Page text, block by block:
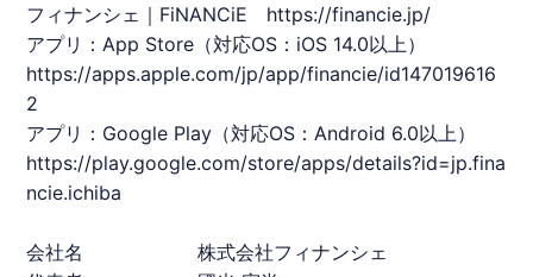
フィナンシェ｜FiNANCiE https://financie.jp/
アプリ：App Store（対応OS：iOS 14.0以上）
https://apps.apple.com/jp/app/financie/id147019616
2
アプリ：Google Play（対応OS：Android 6.0以上）
https://play.google.com/store/apps/details?id=jp.fina
ncie.ichiba
会社名 株式会社フィナンシェ